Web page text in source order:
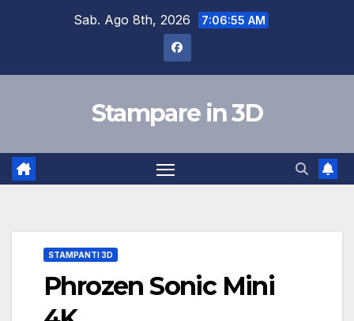
Sab. Ago 8th, 2026 7:06:55 AM
Stampare in 3D
STAMPANTI 3D
Phrozen Sonic Mini